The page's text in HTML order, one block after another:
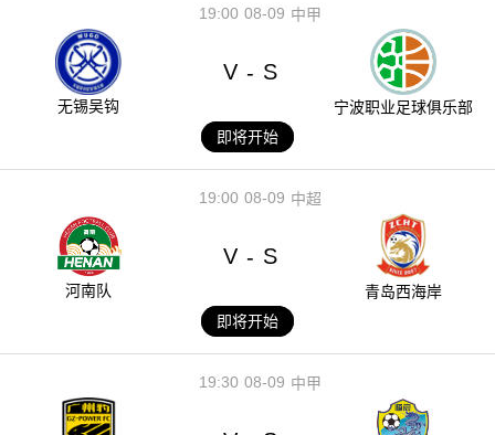
08-09
19:00 中甲
无锡吴钩
V - S
宁波职业足球俱乐部
即将开始
08-09
19:00 中超
河南队
V - S
青岛西海岸
即将开始
08-09
19:30 中甲